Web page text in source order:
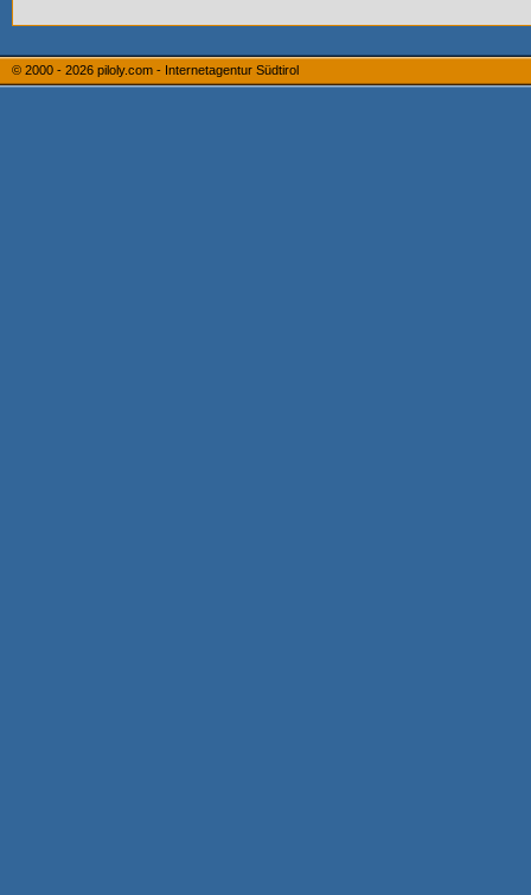
© 2000 - 2026 piloly.com - Internetagentur Südtirol